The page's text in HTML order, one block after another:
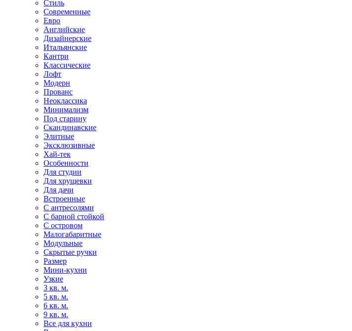
Стиль
Современные
Евро
Английские
Дизайнерские
Итальянские
Кантри
Классические
Лофт
Модерн
Прованс
Неоклассика
Минимализм
Под старину
Скандинавские
Элитные
Эксклюзивные
Хай-тек
Особенности
Для студии
Для хрущевки
Для дачи
Встроенные
С антресолями
С барной стойкой
С островом
Малогабаритные
Модульные
Скрытые ручки
Размер
Мини-кухни
Узкие
3 кв. м.
5 кв. м.
6 кв. м.
9 кв. м.
Все для кухни